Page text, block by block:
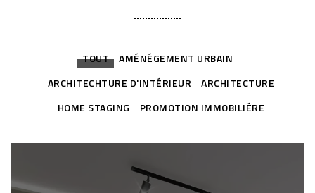
TOUT
AMÉNÉGEMENT URBAIN
ARCHITECHTURE D'INTÉRIEUR
ARCHITECTURE
HOME STAGING
PROMOTION IMMOBILIÉRE